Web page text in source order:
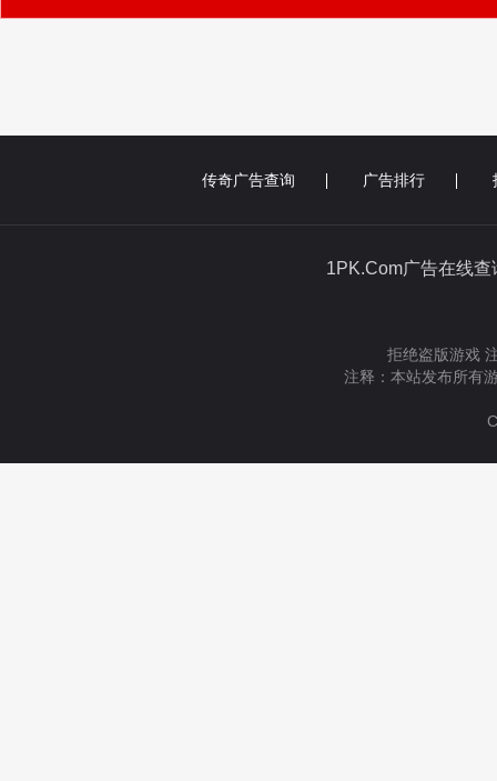
传奇广告查询 广告排行
1PK.Com广告在
拒绝盗版游戏
注释：本站发布所有